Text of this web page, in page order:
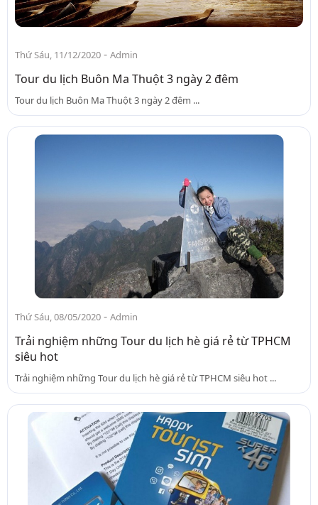
Thứ Sáu, 11/12/2020 - Admin
Tour du lịch Buôn Ma Thuột 3 ngày 2 đêm
Tour du lịch Buôn Ma Thuột 3 ngày 2 đêm ...
Thứ Sáu, 08/05/2020 - Admin
Trải nghiệm những Tour du lịch hè giá rẻ từ TPHCM
siêu hot
Trải nghiệm những Tour du lịch hè giá rẻ từ TPHCM siêu hot ...